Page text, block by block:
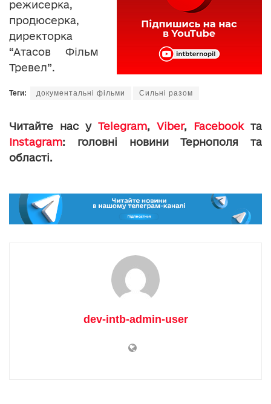
режисерка,
продюсерка,
директорка
“Атасов Фільм
Тревел”.
Теги: документальні фільми Сильні разом
Читайте нас у Telegram, Viber, Facebookта
Instagram: головні новини Тернополя та
області.
dev-intb-admin-user